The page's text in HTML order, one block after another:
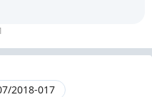
2018-017